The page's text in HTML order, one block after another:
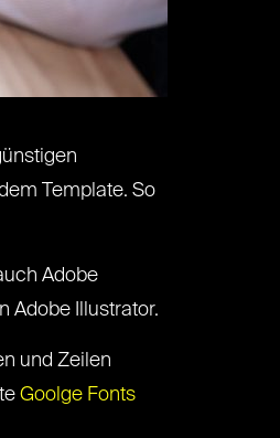
Template. So
Adobe
Adobe Illustrator.
und Zeilen
Goolge Fonts